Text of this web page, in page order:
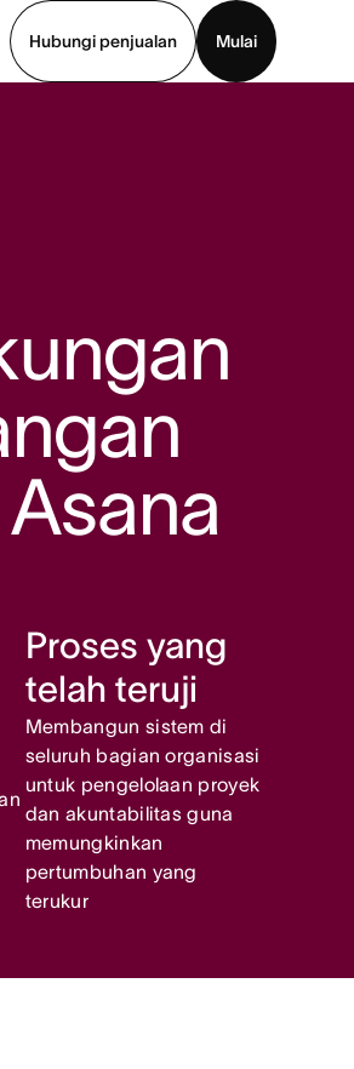
Hubungi penjualan
Mulai
Proses yang
telah teruji
Membangun sistem di
seluruh bagian organisasi
untuk pengelolaan proyek
dan akuntabilitas guna
memungkinkan
pertumbuhan yang
terukur